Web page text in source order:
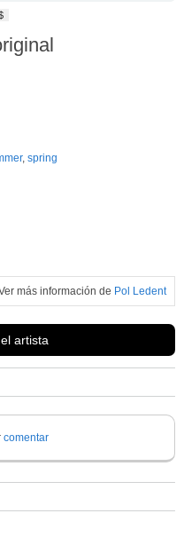
, spring
más información de Pol Ledent
artista
comentar